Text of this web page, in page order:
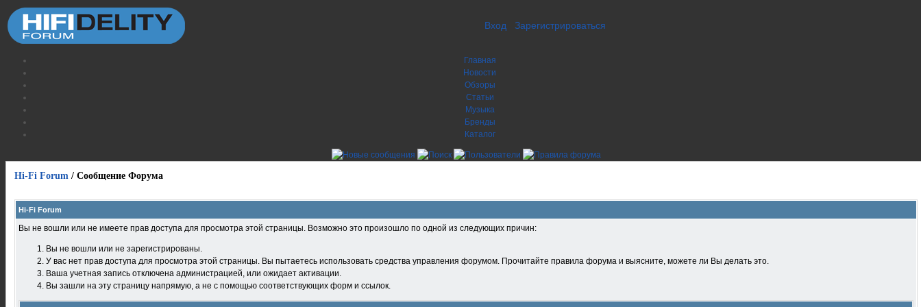
Вход Зарегистрироваться
Главная
Новости
Обзоры
Статьи
Музыка
Бренды
Каталог
Hi-Fi Forum / Сообщение Форума
Hi-Fi Forum
Вы не вошли или не имеете прав доступа для просмотра этой страницы. Возможно это произошло по одной из следующих причин:
Вы не вошли или не зарегистрированы.
У вас нет прав доступа для просмотра этой страницы. Вы пытаетесь использовать средства управления форумом. Прочитайте правила форума и выясните, можете ли Вы делать это.
Ваша учетная запись отключена администрацией, или ожидает активации.
Вы зашли на эту страницу напрямую, а не с помощью соответствующих форм и ссылок.